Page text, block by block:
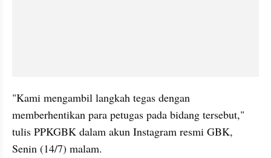
"Kami mengambil langkah tegas dengan
memberhentikan para petugas pada bidang tersebut,"
tulis PPKGBK dalam akun Instagram resmi GBK,
Senin (14/7) malam.